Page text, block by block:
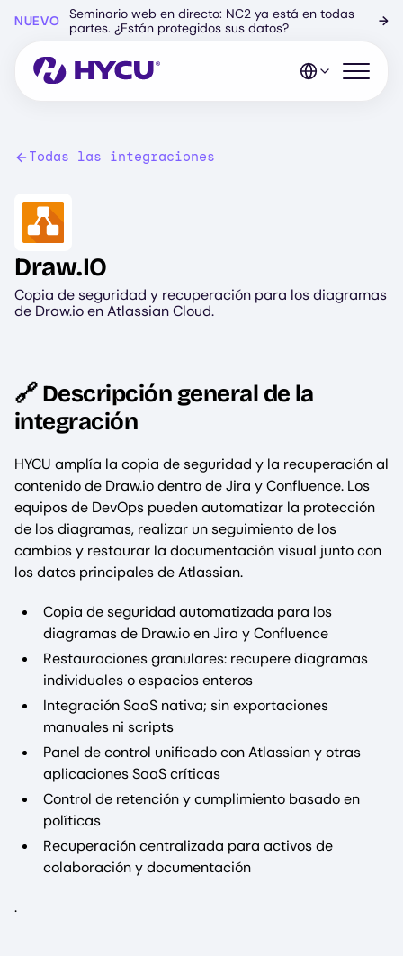
principal
NUEVO
Seminario web en directo: NC2 ya está en todas
partes. ¿Están protegidos sus datos?
→
Abrir el
Todas las integraciones
Image
Draw.IO
Copia de seguridad y recuperación para los diagramas
de Draw.io en Atlassian Cloud.
🔗 Descripción general de la
integración
HYCU amplía la copia de seguridad y la recuperación al
contenido de Draw.io dentro de Jira y Confluence. Los
equipos de DevOps pueden automatizar la protección
de los diagramas, realizar un seguimiento de los
cambios y restaurar la documentación visual junto con
los datos principales de Atlassian.
Copia de seguridad automatizada para los
diagramas de Draw.io en Jira y Confluence
Restauraciones granulares: recupere diagramas
individuales o espacios enteros
Integración SaaS nativa; sin exportaciones
manuales ni scripts
Panel de control unificado con Atlassian y otras
aplicaciones SaaS críticas
Control de retención y cumplimiento basado en
políticas
Recuperación centralizada para activos de
colaboración y documentación
.